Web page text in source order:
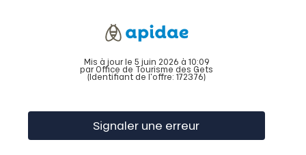
Mis à jour le 5 juin 2026 à 10:09
par Office de Tourisme des Gets
(Identifiant de l'offre: 172376)
Signaler une erreur